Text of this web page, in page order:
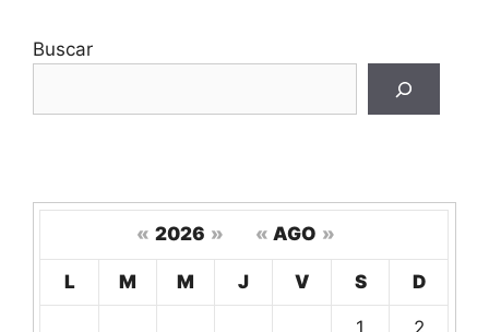
Buscar
« 2026 » « AGO »
L M M J V S D
1 2